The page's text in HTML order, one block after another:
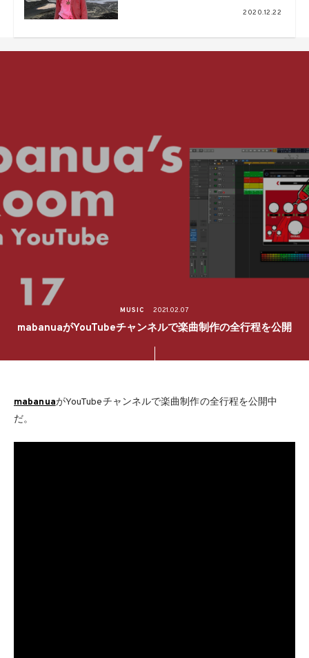
『Purity』より「Only You」のビ
2020.12.22
MUSIC 2021.02.07
mabanuaがYouTubeチャンネルで楽曲制作の全行程を公開
mabanuaがYouTubeチャンネルで楽曲制作の全行程を公開中
だ。